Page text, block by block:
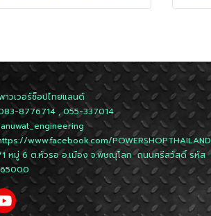
วเวอร์ช็อปไทยแลนด์
8776714 , 055-337014
www.facebook.com/POWERSHOPTHAILAND
หมู่ 6 ต.หัวรอ อ.เมือง จ.พิษณุโลก ถนนศรีสวัสดิ์ รหัส